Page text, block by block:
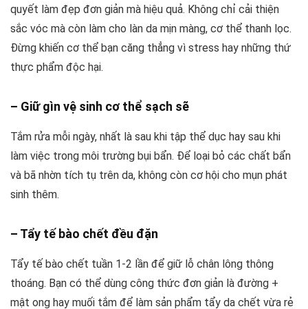
quyết làm đẹp đơn giản mà hiệu quả. Không chỉ cải thiện
sắc vóc mà còn làm cho làn da mịn màng, cơ thể thanh lọc.
Đừng khiến cơ thể bạn căng thẳng vì stress hay những thứ
thực phẩm độc hại.
– Giữ gìn vệ sinh cơ thể sạch sẽ
Tắm rửa mỗi ngày, nhất là sau khi tập thể dục hay sau khi
làm việc trong môi trường bụi bẩn. Để loại bỏ các chất bẩn
và bã nhờn tích tụ trên da, không còn cơ hội cho mụn phát
sinh thêm.
– Tẩy tế bào chết đều đặn
Tẩy tế bào chết tuần 1-2 lần để giữ lỗ chân lông thông
thoáng. Bạn có thể dùng công thức đơn giản là đường +
mật ong hay muối tắm để làm sản phẩm tẩy da chết vừa rẻ